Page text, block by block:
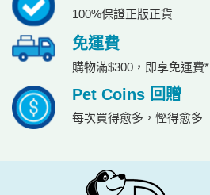
100%保證正版正貨
免運費
購物滿$300，即享免運費*
Pet Coins 回贈
每次買得愈多，慳得愈多